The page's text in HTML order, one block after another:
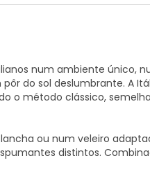
num ambiente único,
do sol deslumbrante. A
o método clássico,
ou num veleiro
distintos.
se um deleite sensorial.